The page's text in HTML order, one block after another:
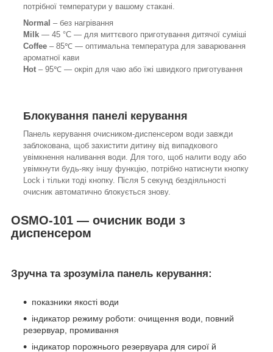
потрібної температури у вашому стакані.
Normal – без нагрівання
Milk — 45 °C — для миттєвого приготування дитячої суміші
Coffee – 85℃ — оптимальна температура для заварювання
ароматної кави
Hot – 95℃ — окріп для чаю або їжі швидкого приготування
Блокування панелі керування
Панель керування очисником-диспенсером води завжди
заблокована, щоб захистити дитину від випадкового
увімкнення наливання води. Для того, щоб налити воду або
увімкнути будь-яку іншу функцію, потрібно натиснути кнопку
Lock і тільки тоді кнопку. Після 5 секунд бездіяльності
очисник автоматично блокується знову.
OSMO-101 — очисник води з
диспенсером
Зручна та зрозуміла панель керування:
показники якості води
індикатор режиму роботи: очищення води, повний
резервуар, промивання
індикатор порожнього резервуара для сирої й